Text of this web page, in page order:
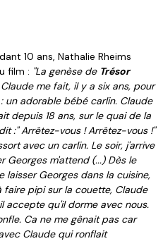
10 ans, Nathalie Rheims
film : "La genèse de Trésor
me fait, il y a six ans, pour
un adorable bébé carlin. Claude
depuis 18 ans, sur le quai de la
:" Arrêtez-vous ! Arrêtez-vous !"
avec un carlin. Le soir, j'arrive
Georges m'attend (...) Dès le
laisser Georges dans la cuisine,
pipi sur la couette, Claude
accepte qu'il dorme avec nous.
Ca ne me gênait pas car
Claude qui ronflait